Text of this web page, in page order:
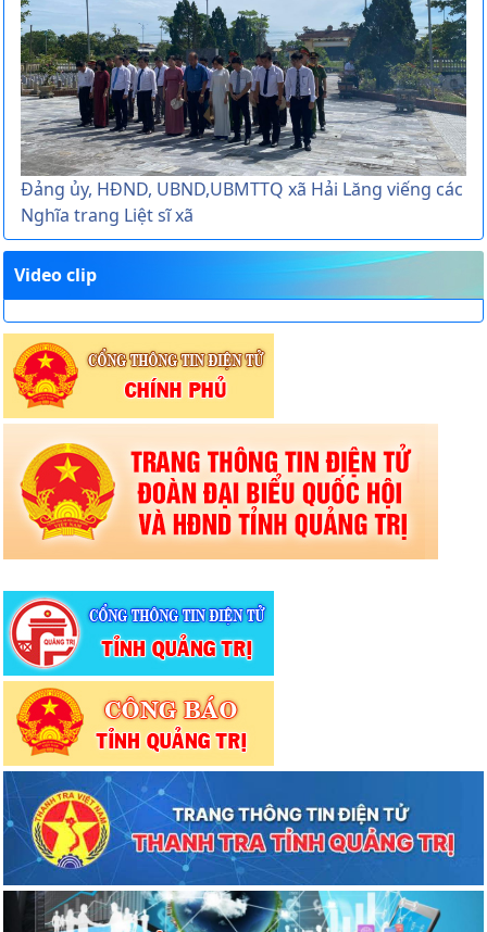
Đảng ủy, HĐND, UBND,UBMTTQ xã Hải Lăng viếng các
Nghĩa trang Liệt sĩ xã
Video clip